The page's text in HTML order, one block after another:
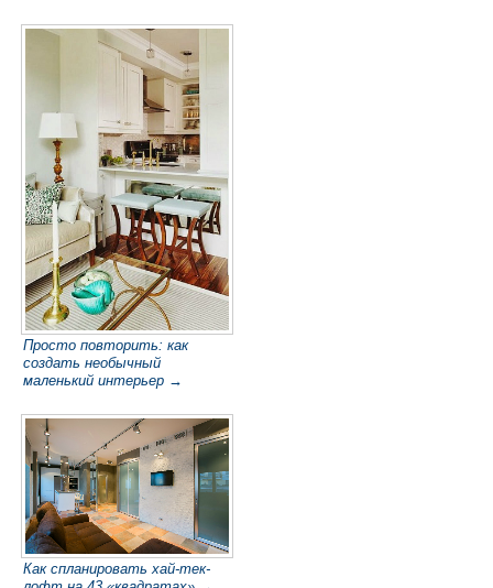
Просто повторить: как
создать необычный
маленький интерьер →
Как спланировать хай-тек-